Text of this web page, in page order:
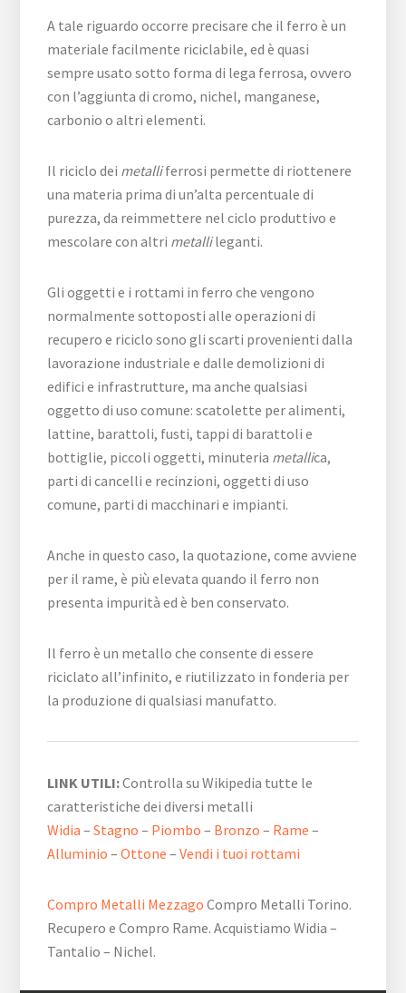
A tale riguardo occorre precisare che il ferro è un
materiale facilmente riciclabile, ed è quasi
sempre usato sotto forma di lega ferrosa, ovvero
con l’aggiunta di cromo, nichel, manganese,
carbonio o altri elementi.
Il riciclo dei metalliferrosi permette di riottenere
una materia prima di un’alta percentuale di
purezza, da reimmettere nel ciclo produttivo e
mescolare con altri metallileganti.
Gli oggetti e i rottami in ferro che vengono
normalmente sottoposti alle operazioni di
recupero e riciclo sono gli scarti provenienti dalla
lavorazione industriale e dalle demolizioni di
edifici e infrastrutture, ma anche qualsiasi
oggetto di uso comune: scatolette per alimenti,
lattine, barattoli, fusti, tappi di barattoli e
bottiglie, piccoli oggetti, minuteria metallica,
parti di cancelli e recinzioni, oggetti di uso
comune, parti di macchinari e impianti.
Anche in questo caso, la quotazione, come avviene
per il rame, è più elevata quando il ferro non
presenta impurità ed è ben conservato.
Il ferro è un metallo che consente di essere
riciclato all’infinito, e riutilizzato in fonderia per
la produzione di qualsiasi manufatto.
LINK UTILI:Controlla su Wikipedia tutte le
caratteristiche dei diversi metalli
Widia –Stagno – Piombo – Bronzo – Rame –
Alluminio –Ottone –Vendi i tuoi rottami
Compro Metalli Mezzago Compro Metalli Torino.
Recupero e Compro Rame. Acquistiamo Widia –
Tantalio – Nichel.